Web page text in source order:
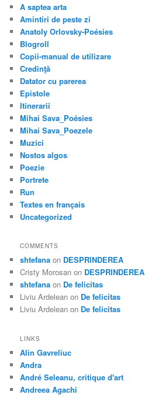
A saptea arta
Amintiri de peste zi
Anatoly Orlovsky-Poésies
Blogroll
Copii-manual de utilizare
Credinţă
Datator cu parerea
Epistole
Itinerarii
Mihai Sava_Poésies
Mihai Sava_Poezele
Muzici
Nostos algos
Poezie
Portrete
Run
Textes en français
Uncategorized
COMMENTS
shtefana on DESPRINDEREA
Cristy Morosan on DESPRINDEREA
shtefana on De felicitas
Liviu Ardelean on De felicitas
Liviu Ardelean on De felicitas
LINKS
Alin Gavreliuc
Andra
André Seleanu, critique d'art
Andreea Agachi